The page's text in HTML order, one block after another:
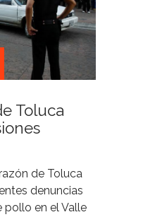
Toluca
de Toluca
denuncias
en el Valle